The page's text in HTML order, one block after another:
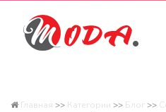
Главная >> Категории >> Блог >>